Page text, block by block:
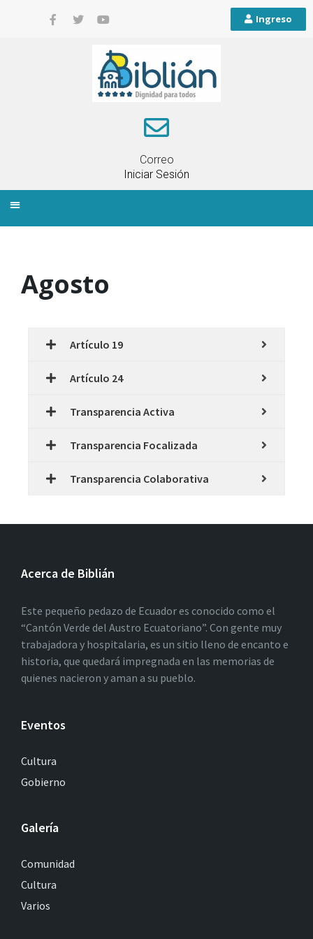
Ingreso
Correo
Iniciar Sesión
Agosto
Artículo 19
Artículo 24
Transparencia Activa
Transparencia Focalizada
Transparencia Colaborativa
Acerca de Biblián
Este pequeño pedazo de Ecuador es conocido como el
“Cantón Verde del Austro Ecuatoriano”. Con gente muy
trabajadora y hospitalaria, es un sitio lleno de encanto e
historia, que quedará impregnada en las memorias de
quienes nacieron y aman a su pueblo.
Eventos
Cultura
Gobierno
Galería
Comunidad
Cultura
Varios